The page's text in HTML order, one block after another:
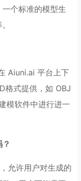
个标准的模型生
Aiuni.ai 平台上下
格式提供，如 OBJ
模软件中进行进一
允许用户对生成的